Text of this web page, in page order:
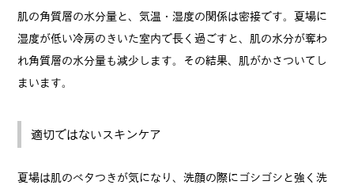
肌の角質層の水分量と、気温・湿度の関係は密接です。夏場に
湿度が低い冷房のきいた室内で長く過ごすと、肌の水分が奪わ
れ角質層の水分量も減少します。その結果、肌がかさついてし
まいます。
適切ではないスキンケア
夏場は肌のベタつきが気になり、洗顔の際にゴシゴシと強く洗